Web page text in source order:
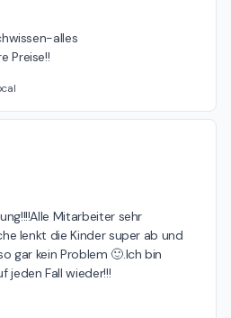
alles
Preise!!
Mitarbeiter sehr
lenkt die Kinder super ab und
gar kein Problem 🙂.Ich bin
jeden Fall wieder!!!